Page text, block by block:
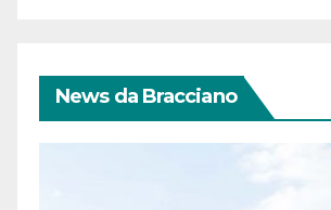
News da Bracciano